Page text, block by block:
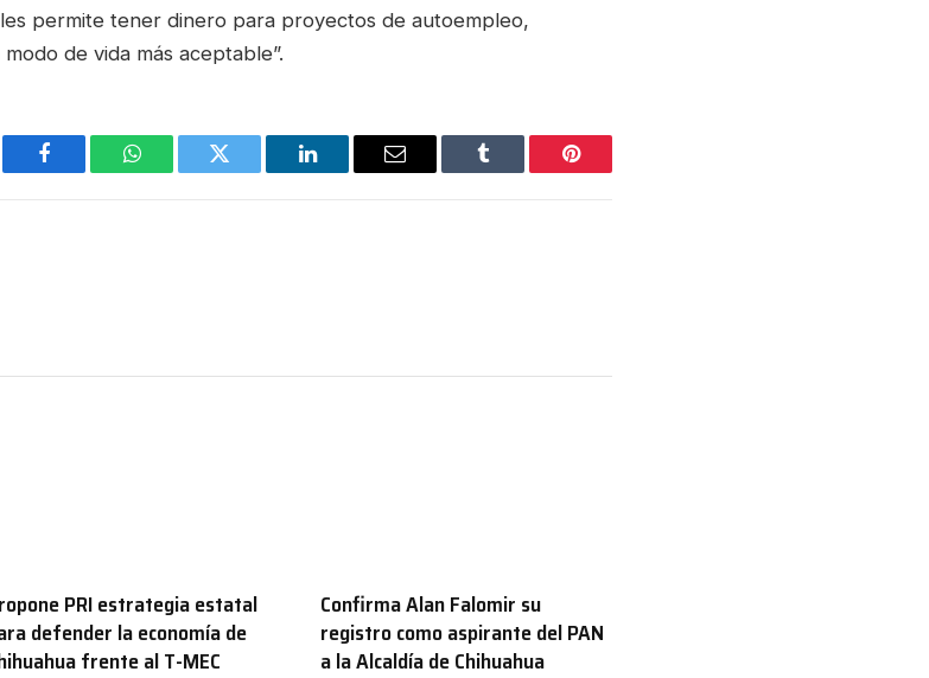
permite tener dinero para proyectos de autoempleo,
de vida más aceptable”.
Facebook WhatsAppTwitter LinkedIn Email Tumblr Pinterest
PRI estrategia estatal
defender la economía de
frente al T-MEC
Confirma Alan Falomir su
registro como aspirante del PAN
a la Alcaldía de Chihuahua